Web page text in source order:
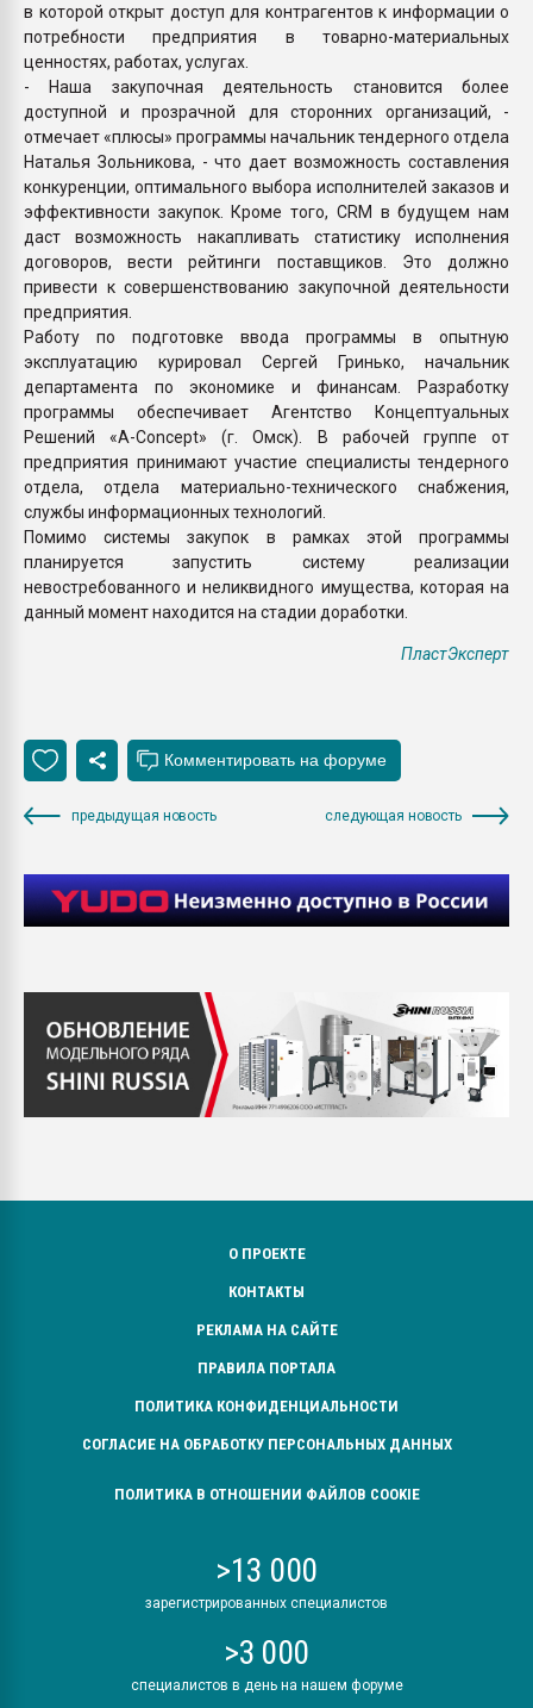
в которой открыт доступ для контрагентов к информации о
потребности предприятия в товарно-материальных
ценностях, работах, услугах.
- Наша закупочная деятельность становится более
доступной и прозрачной для сторонних организаций, -
отмечает «плюсы» программы начальник тендерного отдела
Наталья Зольникова, - что дает возможность составления
конкуренции, оптимального выбора исполнителей заказов и
эффективности закупок. Кроме того, CRM в будущем нам
даст возможность накапливать статистику исполнения
договоров, вести рейтинги поставщиков. Это должно
привести к совершенствованию закупочной деятельности
предприятия.
Работу по подготовке ввода программы в опытную
эксплуатацию курировал Сергей Гринько, начальник
департамента по экономике и финансам. Разработку
программы обеспечивает Агентство Концептуальных
Решений «A-Concept» (г. Омск). В рабочей группе от
предприятия принимают участие специалисты тендерного
отдела, отдела материально-технического снабжения,
службы информационных технологий.
Помимо системы закупок в рамках этой программы
планируется запустить систему реализации
невостребованного и неликвидного имущества, которая на
данный момент находится на стадии доработки.
ПластЭксперт
предыдущая новость следующая новость
О ПРОЕКТЕ
КОНТАКТЫ
РЕКЛАМА НА САЙТЕ
ПРАВИЛА ПОРТАЛА
ПОЛИТИКА КОНФИДЕНЦИАЛЬНОСТИ
СОГЛАСИЕ НА ОБРАБОТКУ ПЕРСОНАЛЬНЫХ ДАННЫХ
ПОЛИТИКА В ОТНОШЕНИИ ФАЙЛОВ COOKIE
>13 000
зарегистрированных специалистов
>3 000
специалистов в день на нашем форуме